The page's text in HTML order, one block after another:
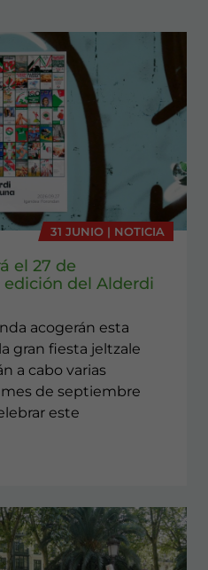
31 JUNIO | NOTICIA
el 27 de
edición del Alderdi
acogerán esta
gran fiesta jeltzale
a cabo varias
de septiembre
este